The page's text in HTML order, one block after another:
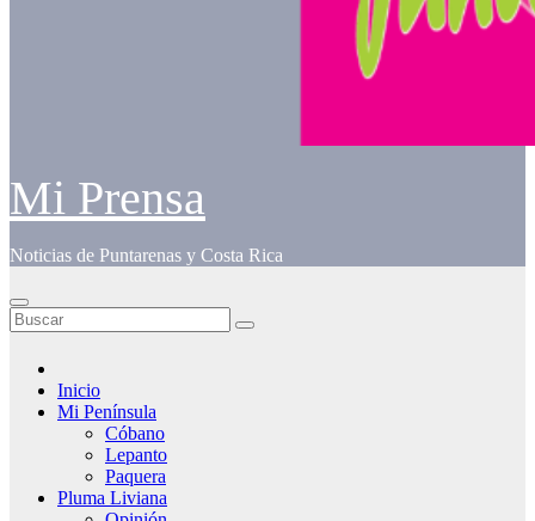
Mi Prensa
Noticias de Puntarenas y Costa Rica
Inicio
Mi Península
Cóbano
Lepanto
Paquera
Pluma Liviana